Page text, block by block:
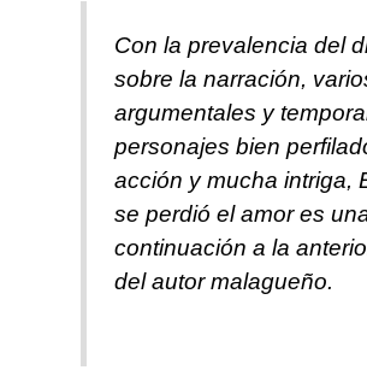
Con la prevalencia del
sobre la narración,
argumentales y
personajes bien
acción y mucha intriga,
se perdió el amor es
continuación a la
del autor malagueño.